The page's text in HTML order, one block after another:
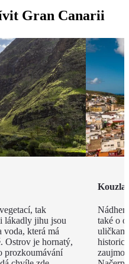
Gran Canarii
tak
lákadly jihu jsou
voda, která má
Ostrov je hornatý,
prozkoumávání
Kouzla
také o